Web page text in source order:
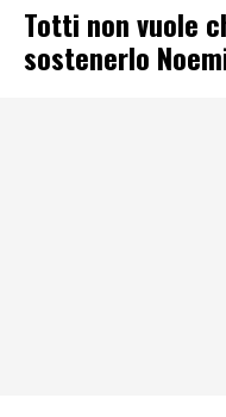
Totti non vuole
sostenerlo